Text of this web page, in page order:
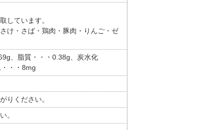
しています。
け・さば・鶏肉・豚肉・りんご・ゼ
、脂質・・・0.38g、炭水化
・・8mg
りください。
。